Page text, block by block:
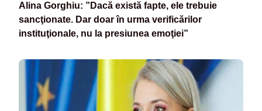
Alina Gorghiu: ”Dacă există fapte, ele trebuie
sancţionate. Dar doar în urma verificărilor
instituţionale, nu la presiunea emoţiei”